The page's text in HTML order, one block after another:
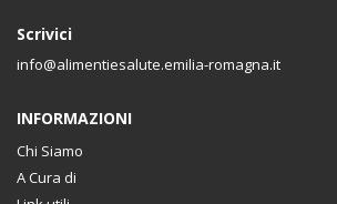
Scrivici
info@alimentiesalute.emilia-romagna.it
INFORMAZIONI
Chi Siamo
A Cura di